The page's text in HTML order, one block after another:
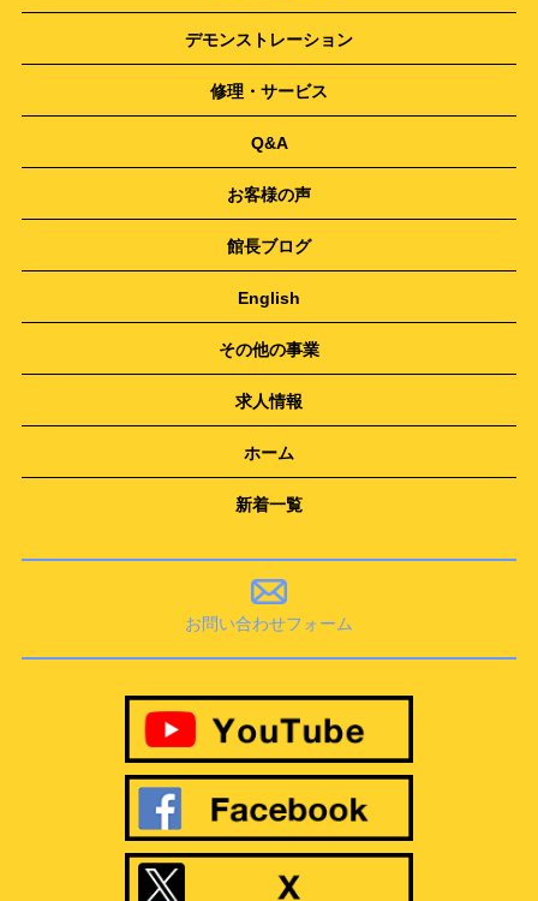
デモンストレーション
修理・サービス
Q&A
お客様の声
館長ブログ
English
その他の事業
求人情報
ホーム
新着一覧
お問い合わせフォーム